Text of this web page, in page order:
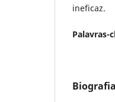
ineficaz.
Palavras-